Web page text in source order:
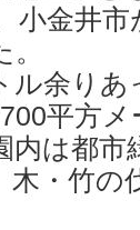
小金井
余りあ
平方
内は都市
木・竹の